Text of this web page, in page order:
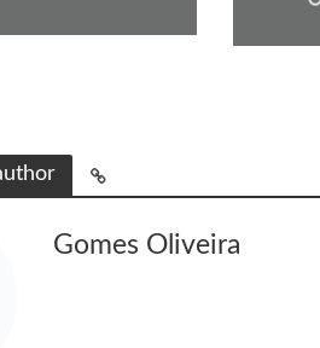
Gomes Oliveira